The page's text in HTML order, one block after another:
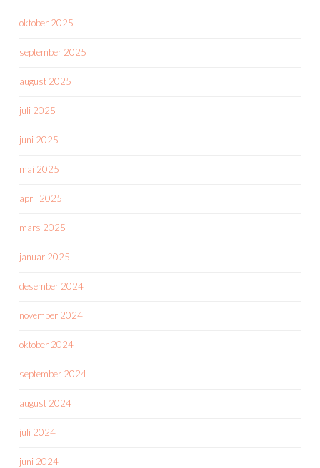
oktober 2025
september 2025
august 2025
juli 2025
juni 2025
mai 2025
april 2025
mars 2025
januar 2025
desember 2024
november 2024
oktober 2024
september 2024
august 2024
juli 2024
juni 2024